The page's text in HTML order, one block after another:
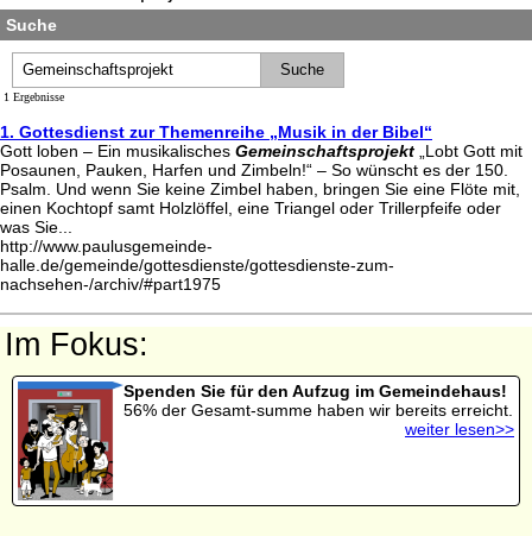
Suche
1 Ergebnisse
1. Gottesdienst zur Themenreihe „Musik in der Bibel“
Gott loben – Ein musikalisches Gemeinschaftsprojekt „Lobt Gott mit
Posaunen, Pauken, Harfen und Zimbeln!“ – So wünscht es der 150.
Psalm. Und wenn Sie keine Zimbel haben, bringen Sie eine Flöte mit,
einen Kochtopf samt Holzlöffel, eine Triangel oder Trillerpfeife oder
was Sie...
http://www.paulusgemeinde-
halle.de/gemeinde/gottesdienste/gottesdienste-zum-
nachsehen-/archiv/#part1975
Im Fokus:
Spenden Sie für den Aufzug im Gemeindehaus!
56% der Gesamt-summe haben wir bereits erreicht.
weiter lesen>>